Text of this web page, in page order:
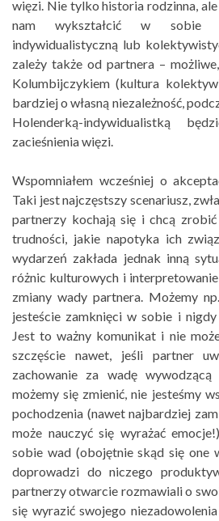
więzi. Nie tylko historia rodzinna,
nam wykształcić w sobie
indywidualistyczną lub
zależy także od partnera –
Kolumbijczykiem (kultura
bardziej o własną niezależność,
Holenderką-indywidualistką
zacieśnienia więzi.
Wspomniałem wcześniej o
Taki jest najczęstszy scenariusz,
partnerzy kochają się i chcą
trudności, jakie napotyka ich
wydarzeń zakłada jednak inną
różnic kulturowych i
zmiany wady partnera. Możemy
jesteście zamknięci w sobie i nigdy
Jest to ważny komunikat i nie
szczęście nawet, jeśli partner
zachowanie za wadę
możemy się zmienić, nie jesteśmy
pochodzenia (nawet najbardziej
może nauczyć się wyrażać
sobie wad (obojętnie skąd się one
doprowadzi do niczego
partnerzy otwarcie rozmawiali o
się wyrazić swojego